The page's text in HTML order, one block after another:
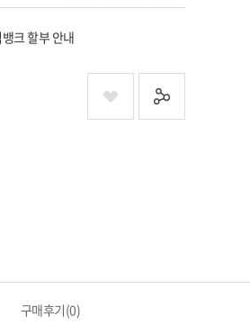
크 할부 안내
구매후기(0)